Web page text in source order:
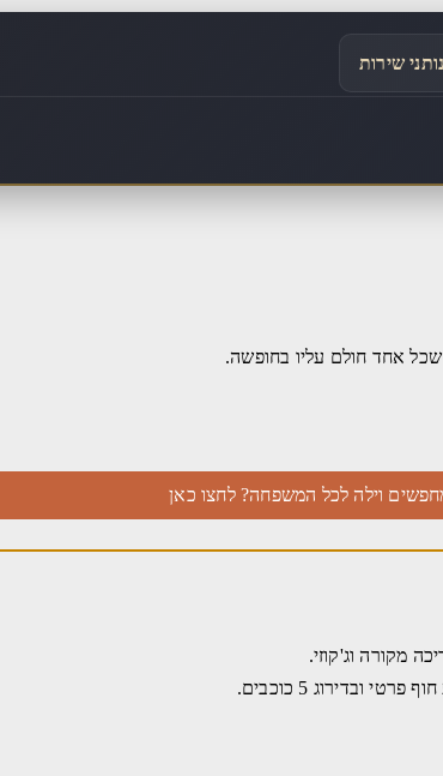
שירות
שכל אחד חולם עליו בחופשה.
וילה לכל המשפחה? לחצו כאן
מקורה וג'קוזי.
5 כוכבים.